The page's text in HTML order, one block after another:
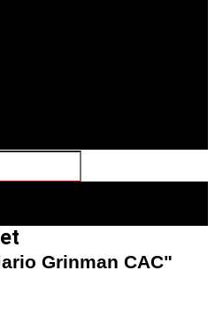
Grinman CAC"